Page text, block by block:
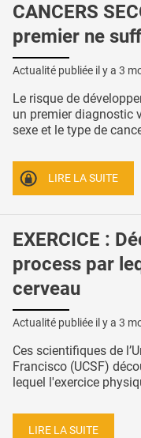
CANCERS
premier ne
Actualité publiée il y a 3
Le risque de
un premier diagnostic
sexe et le type de
LIRE LA SUITE
EXERCICE :
process par
cerveau
Actualité publiée il y a 3
Ces scientifiques de
Francisco (UCSF)
lequel l'exercice
LIRE LA SUITE